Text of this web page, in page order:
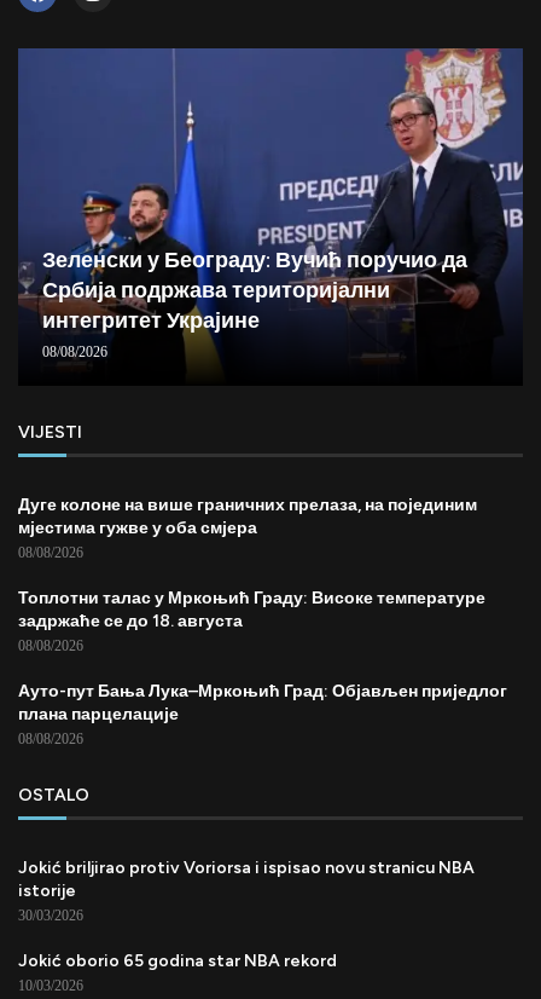
Зеленски у Београду: Вучић поручио да
Србија подржава територијални
интегритет Украјине
08/08/2026
VIJESTI
Дуге колоне на више граничних прелаза, на појединим
мјестима гужве у оба смјера
08/08/2026
Топлотни талас у Мркоњић Граду: Високе температуре
задржаће се до 18. августа
08/08/2026
Ауто-пут Бања Лука–Мркоњић Град: Објављен приједлог
плана парцелације
08/08/2026
OSTALO
Jokić briljirao protiv Voriorsa i ispisao novu stranicu NBA
istorije
30/03/2026
Jokić oborio 65 godina star NBA rekord
10/03/2026